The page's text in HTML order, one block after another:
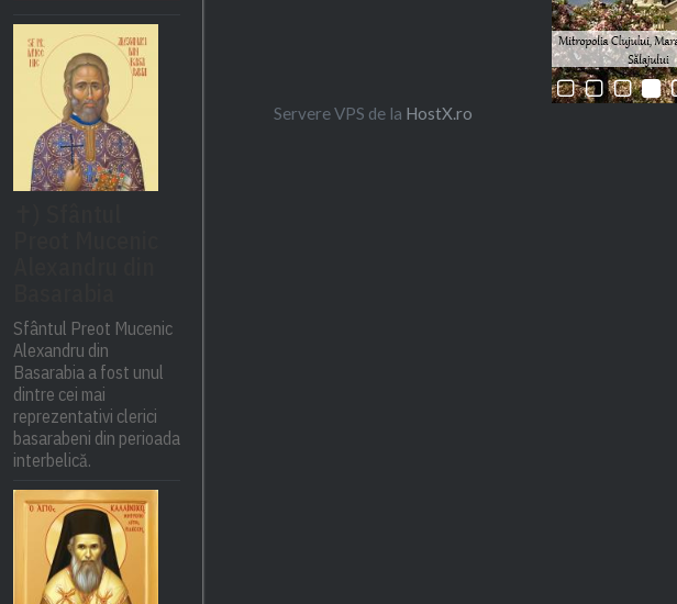
Sfântul Preot Mucenic
Alexandru din
Basarabia a fost unul
dintre cei mai
reprezentativi clerici
basarabeni din perioada
interbelică.
Servere VPS de la HostX.ro